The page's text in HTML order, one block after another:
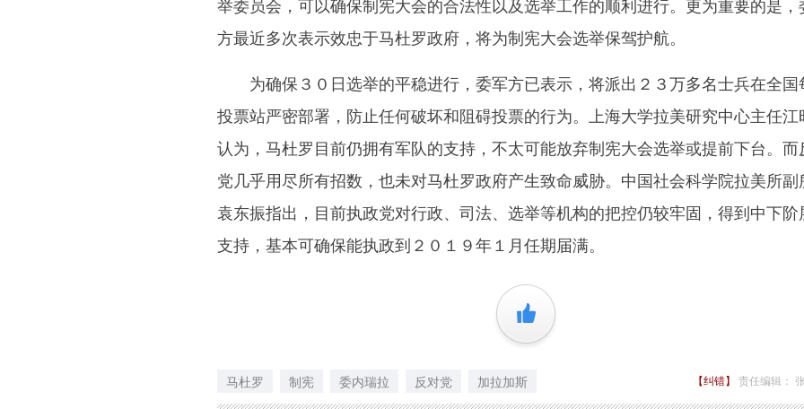
方最近多次表示效忠于马杜罗政府，将为制宪大会选举保驾护航。
为确保３０日选举的平稳进行，委军方已表示，将派出２３万多名士兵在全国
投票站严密部署，防止任何破坏和阻碍投票的行为。上海大学拉美研究中心主任江
认为，马杜罗目前仍拥有军队的支持，不太可能放弃制宪大会选举或提前下台。而
党几乎用尽所有招数，也未对马杜罗政府产生致命威胁。中国社会科学院拉美所副
袁东振指出，目前执政党对行政、司法、选举等机构的把控仍较牢固，得到中下阶
支持，基本可确保能执政到２０１９年１月任期届满。
+1
马杜罗 制宪 委内瑞拉 反对党 加拉加斯 【纠错】 责任编辑：